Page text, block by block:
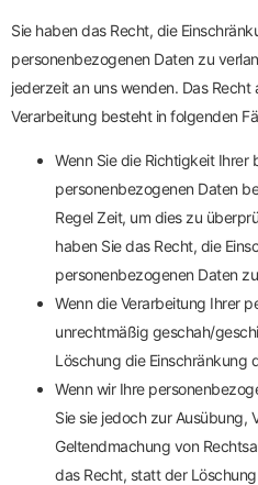
Sie haben das Recht, die
personenbezogenen Daten zu
jederzeit an uns wenden. Das Recht
Verarbeitung besteht in folgenden
Wenn Sie die Richtigkeit Ihrer
personenbezogenen Daten
Regel Zeit, um dies zu
haben Sie das Recht, die
personenbezogenen Daten
Wenn die Verarbeitung Ihrer
unrechtmäßig geschah/
Löschung die Einschränkung
Wenn wir Ihre
Sie sie jedoch zur Ausübung,
Geltendmachung von
das Recht, statt der